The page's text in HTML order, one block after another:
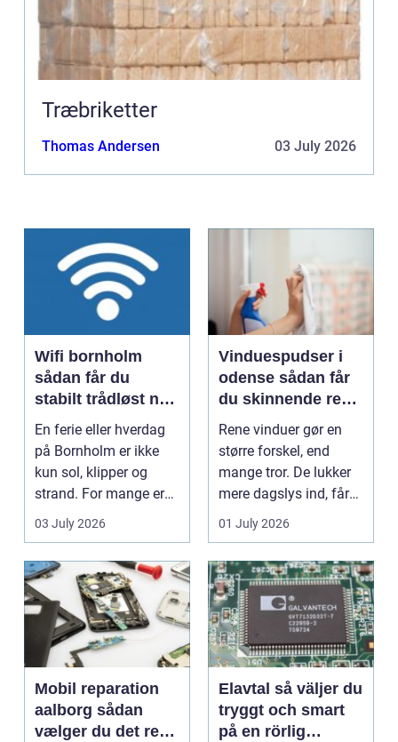
Træbriketter
Thomas Andersen 03 July 2026
Wifi bornholm
sådan får du
stabilt trådløst net
på klippeøen
En ferie eller hverdag
på Bornholm er ikke
kun sol, klipper og
strand. For mange er
en stabil intern...
03 July 2026
Vinduespudser i
odense sådan får
du skinnende rene
ruder året rundt
Rene vinduer gør en
større forskel, end
mange tror. De lukker
mere dagslys ind, får
hjem og erhvervs...
01 July 2026
Mobil reparation
aalborg sådan
vælger du det rette
Elavtal så väljer du
tryggt och smart
på en rörlig